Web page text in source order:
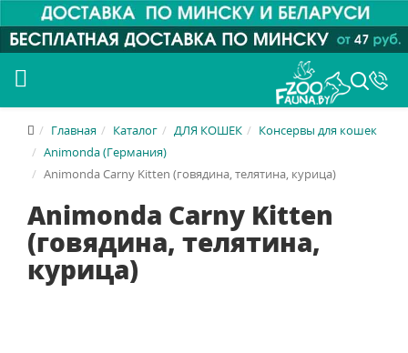
Главная Каталог ДЛЯ КОШЕК
Консервы для кошек
Animonda (Германия)
Animonda Carny Kitten (говядина, телятина, курица)
Animonda Carny Kitten
(говядина, телятина,
курица)